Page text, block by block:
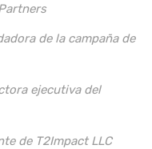
de la campaña de
ejecutiva del
de T2Impact LLC